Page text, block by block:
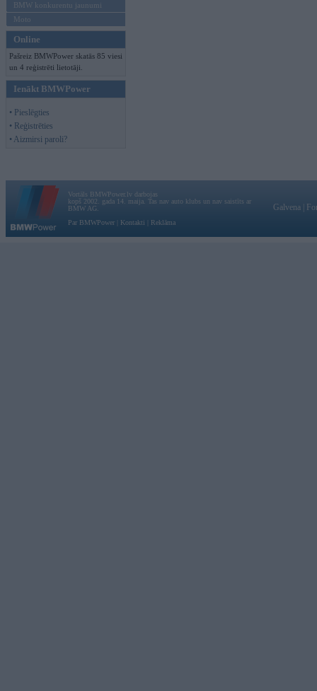
BMW konkurentu jaunumi
Moto
Online
Pašreiz BMWPower skatās 85 viesi
un 4 reģistrēti lietotāji.
Ienākt BMWPower
• Pieslēgties
• Reģistrēties
• Aizmirsi paroli?
Vortāls BMWPower.lv darbojas
kopš 2002. gada 14. maija. Tas nav auto klubs un nav saistīts ar
BMW AG.
Par BMWPower
Kontakti Reklāma
Galvena